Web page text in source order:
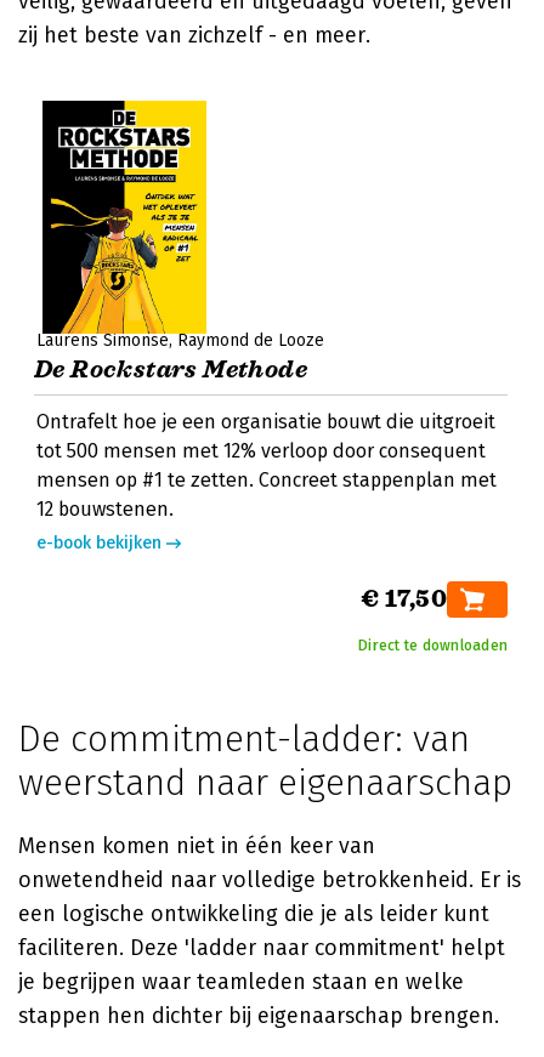
zij het beste van zichzelf - en meer.
Laurens Simonse Raymond de Looze
De Rockstars Methode
Ontrafelt hoe je een organisatie bouwt die uitgroeit
tot 500 mensen met 12% verloop door consequent
mensen op #1 te zetten. Concreet stappenplan met
12 bouwstenen.
e-book bekijken
€ 17,50
Direct te downloaden
De commitment-ladder: van
weerstand naar eigenaarschap
Mensen komen niet in één keer van
onwetendheid naar volledige betrokkenheid. Er is
een logische ontwikkeling die je als leider kunt
faciliteren. Deze 'ladder naar commitment' helpt
je begrijpen waar teamleden staan en welke
stappen hen dichter bij eigenaarschap brengen.